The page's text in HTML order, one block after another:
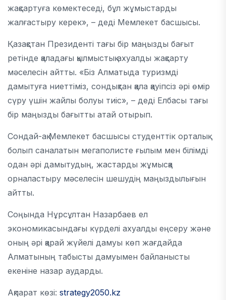
жақсартуға көмектеседі, бұл жұмыстарды
жалғастыру керек», – деді Мемлекет басшысы.
Қазақстан Президенті тағы бір маңызды бағыт
ретінде қаладағы қылмыстық ахуалды жақсарту
мәселесін айтты. «Біз Алматыда туризмді
дамытуға ниеттіміз, сондықтан қала қауіпсіз әрі өмір
сүру үшін жайлы болуы тиіс», – деді Елбасы тағы
бір маңызды бағытты атай отырып.
Сондай-ақ Мемлекет басшысы студенттік орталық
болып саналатын мегаполисте ғылым мен білімді
одан әрі дамытудың, жастарды жұмысқа
орналастыру мәселесін шешудің маңыздылығын
айтты.
Соңында Нұрсұлтан Назарбаев ел
экономикасындағы күрделі ахуалды еңсеру және
оның әрі қарай жүйелі дамуы көп жағдайда
Алматының табысты дамуымен байланысты
екеніне назар аударды.
Ақпарат көзі: strategy2050.kz